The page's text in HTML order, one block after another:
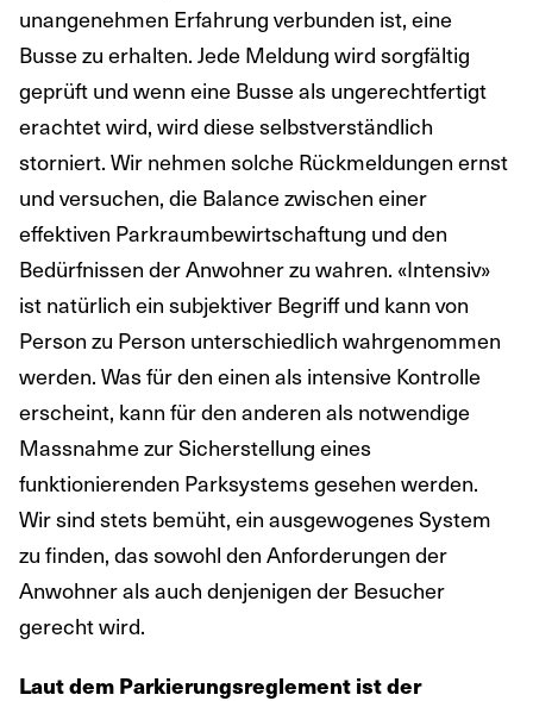
unangenehmen Erfahrung verbunden ist, eine
Busse zu erhalten. Jede Meldung wird sorgfältig
geprüft und wenn eine Busse als ungerechtfertigt
erachtet wird, wird diese selbstverständlich
storniert. Wir nehmen solche Rückmeldungen ernst
und versuchen, die Balance zwischen einer
effektiven Parkraumbewirtschaftung und den
Bedürfnissen der Anwohner zu wahren. «Intensiv»
ist natürlich ein subjektiver Begriff und kann von
Person zu Person unterschiedlich wahrgenommen
werden. Was für den einen als intensive Kontrolle
erscheint, kann für den anderen als notwendige
Massnahme zur Sicherstellung eines
funktionierenden Parksystems gesehen werden.
Wir sind stets bemüht, ein ausgewogenes System
zu finden, das sowohl den Anforderungen der
Anwohner als auch denjenigen der Besucher
gerecht wird.
Laut dem Parkierungsreglement ist der